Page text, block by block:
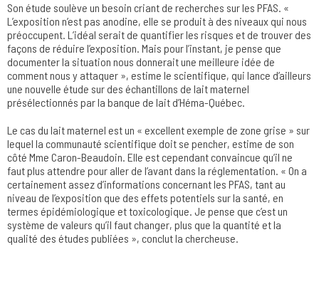
Son étude soulève un besoin criant de recherches sur les PFAS. «
L’exposition n’est pas anodine, elle se produit à des niveaux qui nous
préoccupent. L’idéal serait de quantifier les risques et de trouver des
façons de réduire l’exposition. Mais pour l’instant, je pense que
documenter la situation nous donnerait une meilleure idée de
comment nous y attaquer », estime le scientifique, qui lance d’ailleurs
une nouvelle étude sur des échantillons de lait maternel
présélectionnés par la banque de lait d’Héma-Québec.
Le cas du lait maternel est un « excellent exemple de zone grise » sur
lequel la communauté scientifique doit se pencher, estime de son
côté Mme Caron-Beaudoin. Elle est cependant convaincue qu’il ne
faut plus attendre pour aller de l’avant dans la réglementation. « On a
certainement assez d’informations concernant les PFAS, tant au
niveau de l’exposition que des effets potentiels sur la santé, en
termes épidémiologique et toxicologique. Je pense que c’est un
système de valeurs qu’il faut changer, plus que la quantité et la
qualité des études publiées », conclut la chercheuse.